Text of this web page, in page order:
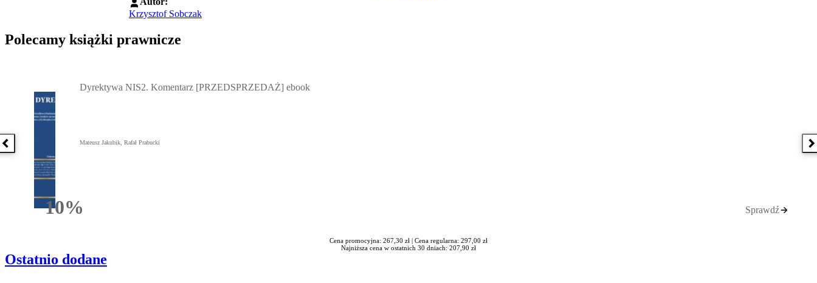
Krzysztof Sobczak
Polecamy książki prawnicze
Poprzednia książka
10%Rabatu
Dyrektywa NIS2. Komentarz [PRZEDSPRZEDAŻ] ebook
Mateusz Jakubik, Rafał Prabucki
Sprawdź
Cena promocyjna: 267,30 zł | Cena regularna: 297,00 zł
Najniższa cena w ostatnich 30 dniach: 207,90 zł
Ostatnio dodane